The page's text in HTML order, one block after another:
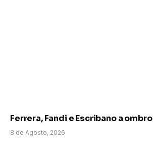
Ferrera, Fandi e Escribano a
8 de Agosto, 2026